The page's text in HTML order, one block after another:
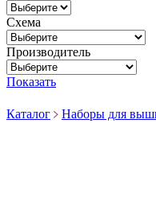
Схема
Производитель
Показать
Каталог Наборы для